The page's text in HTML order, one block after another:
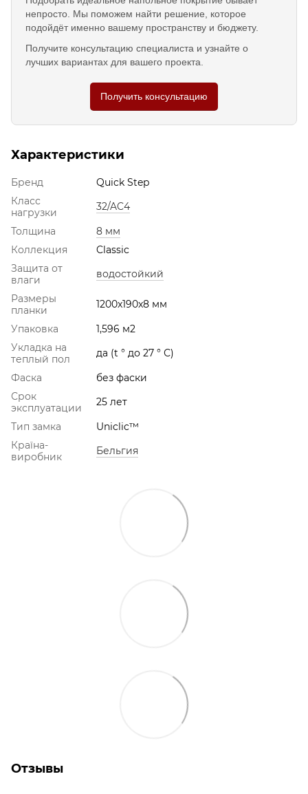
непросто. Мы поможем найти решение, которое
подойдёт именно вашему пространству и бюджету.
Получите консультацию специалиста и узнайте о
лучших вариантах для вашего проекта.
Получить консультацию
Характеристики
Бренд
Quick Step
Класс
нагрузки
32/AC4
Толщина
8 мм
Коллекция
Classic
Защита от
влаги
водостойкий
Размеры
планки
1200x190x8 мм
Упаковка
1,596 м2
Укладка на
теплый пол
да (t ° до 27 ° С)
Фаска
без фаски
Срок
эксплуатации
25 лет
Тип замка
Uniclic™
Країна-
виробник
Бельгия
Отзывы